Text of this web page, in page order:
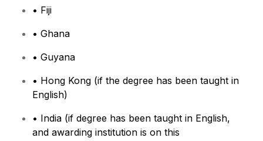
• Fiji
• Ghana
• Guyana
• Hong Kong (if the degree has been taught in
English)
• India (if degree has been taught in English,
and awarding institution is on this